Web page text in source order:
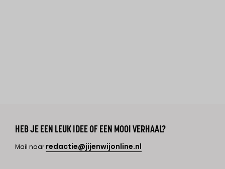
HEB JE EEN LEUK IDEE OF EEN MOOI VERHAAL?
Mail naar redactie@jijenwijonline.nl